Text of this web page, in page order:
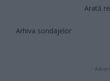
Arată
Arhiva sondajelor
-